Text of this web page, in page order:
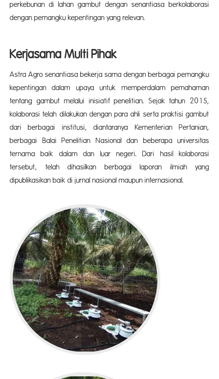
perkebunan di lahan gambut dengan senantiasa berkolaborasi
dengan pemangku kepentingan yang relevan.
Kerjasama Multi Pihak
Astra Agro senantiasa bekerja sama dengan berbagai pemangku
kepentingan dalam upaya untuk memperdalam pemahaman
tentang gambut melalui inisiatif penelitian. Sejak tahun 2015,
kolaborasi telah dilakukan dengan para ahli serta praktisi gambut
dari berbagai institusi, diantaranya Kementerian Pertanian,
berbagai Balai Penelitian Nasional dan beberapa universitas
ternama baik dalam dan luar negeri. Dari hasil kolaborasi
tersebut, telah dihasilkan berbagai laporan ilmiah yang
dipublikasikan baik di jurnal nasional maupun internasional.